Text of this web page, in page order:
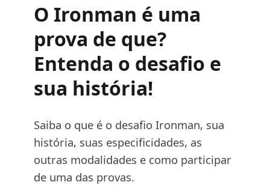
O Ironman é uma
prova de que?
Entenda o desafio e
sua história!
Saiba o que é o desafio Ironman, sua
história, suas especificidades, as
outras modalidades e como participar
de uma das provas.